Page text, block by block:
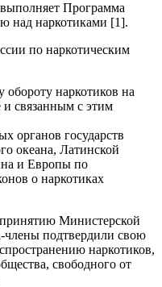
Программа
над наркотиками [1].
по наркотическим
наркотиков на
связанным с этим
органов государств
океана, Латинской
и Европы по
о наркотиках
Министерской
члены подтвердили свою
наркотиков,
свободного от